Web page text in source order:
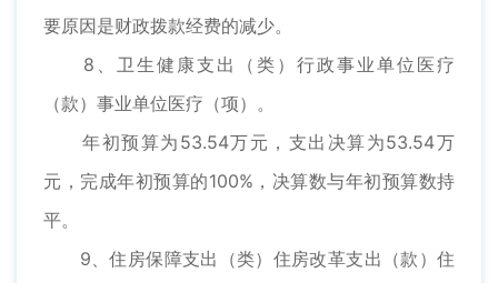
要原因是财政拨款经费的减少。
8、卫生健康支出（类）行政事业单位医疗
（款）事业单位医疗（项）。
年初预算为53.54万元，支出决算为53.54万
元，完成年初预算的100%，决算数与年初预算数持
平。
9、住房保障支出（类）住房改革支出（款）住